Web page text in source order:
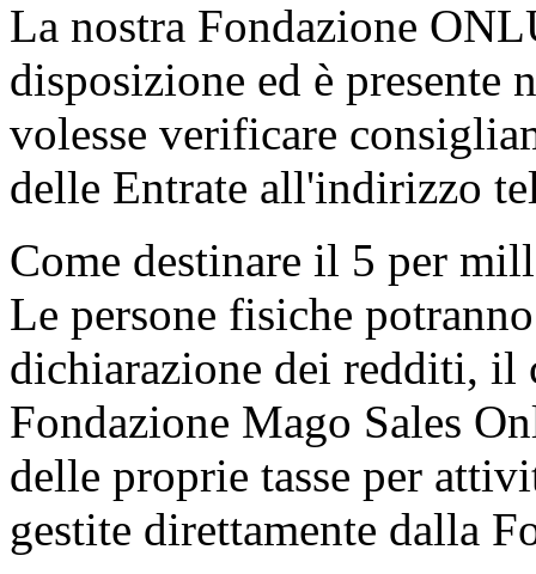
La nostra Fondazione
disposizione ed è presente
volesse verificare
delle Entrate all'indirizzo
Come destinare il 5 per
Le persone fisiche
dichiarazione dei redditi, il
Fondazione Mago Sales
delle proprie tasse per
gestite direttamente dalla